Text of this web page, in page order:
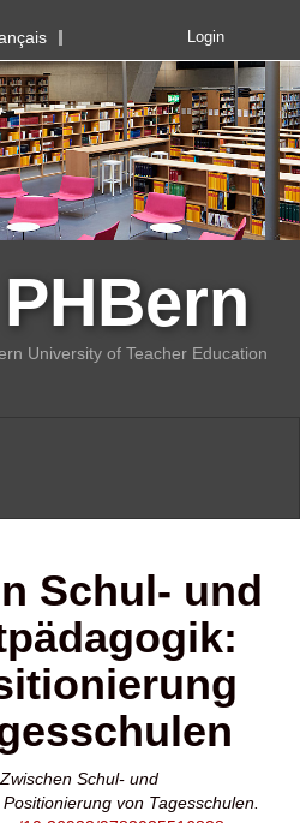
Login
University of Teacher Education
navigation
Schul- und
Zwischen Schul- und
von Tagesschulen.